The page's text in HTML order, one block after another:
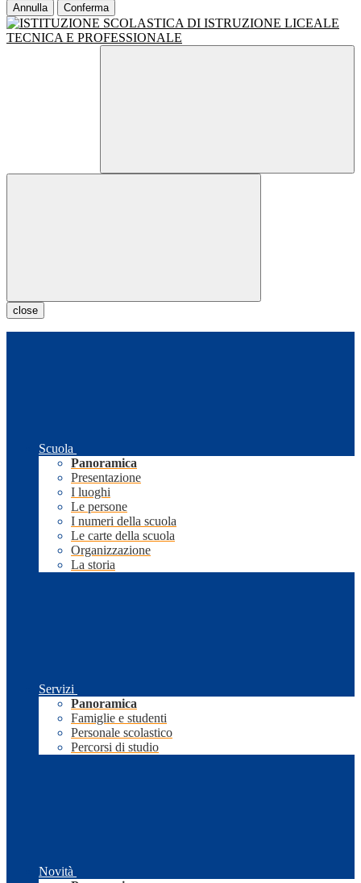
Annulla Conferma
close
Scuola
Panoramica
Presentazione
I luoghi
Le persone
I numeri della scuola
Le carte della scuola
Organizzazione
La storia
Servizi
Panoramica
Famiglie e studenti
Personale scolastico
Percorsi di studio
Novità